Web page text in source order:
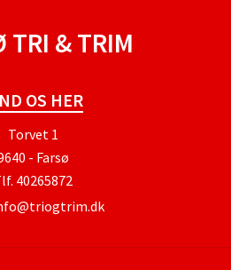
TRI & TRIM
OS HER
Torvet 1
- Farsø
40265872